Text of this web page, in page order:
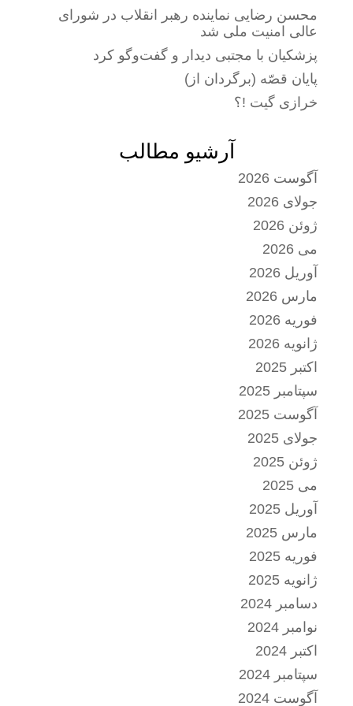
محسن رضایی نماینده رهبر انقلاب در شورای
عالی امنیت ملی شد
پزشکیان با مجتبی دیدار و گفت‌وگو کرد
پایان قصّه (برگردان از)
خرازی گیت !؟
آرشیو مطالب
آگوست 2026
جولای 2026
ژوئن 2026
می 2026
آوریل 2026
مارس 2026
فوریه 2026
ژانویه 2026
اکتبر 2025
سپتامبر 2025
آگوست 2025
جولای 2025
ژوئن 2025
می 2025
آوریل 2025
مارس 2025
فوریه 2025
ژانویه 2025
دسامبر 2024
نوامبر 2024
اکتبر 2024
سپتامبر 2024
آگوست 2024